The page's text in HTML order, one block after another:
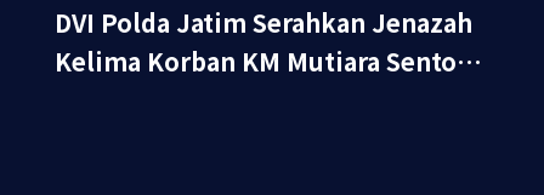
DVI Polda Jatim Serahkan Jenazah
Kelima Korban KM Mutiara Sentosa